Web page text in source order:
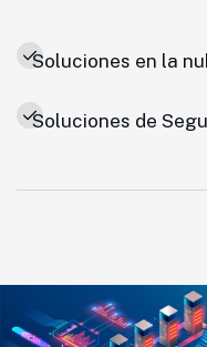
Soluciones en la
Soluciones de